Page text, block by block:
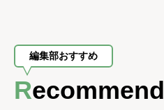
編集部おすすめ
Recommend